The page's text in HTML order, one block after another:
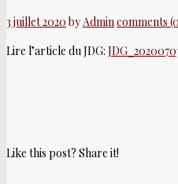
3 juillet 2020 byAdmincomments
Lire l’article du JDG:
Like this post? Share it!